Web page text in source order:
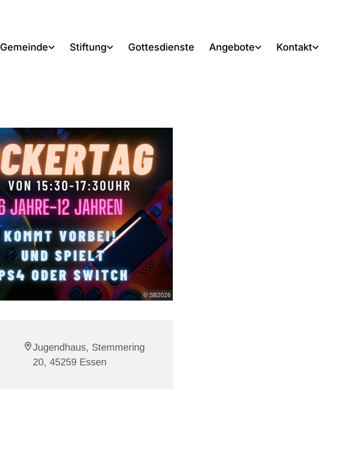
Gemeinde Stiftung Gottesdienste Angebote Kontakt
© SB2026
Jugendhaus, Stemmering
20, 45259 Essen